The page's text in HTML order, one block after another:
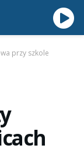
przy szkole